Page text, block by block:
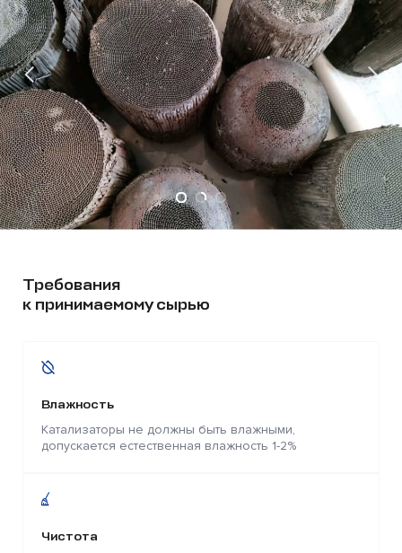
Требования
к принимаемому сырью
Влажность
Катализаторы не должны быть влажными,
допускается естественная влажность 1-2%
Чистота